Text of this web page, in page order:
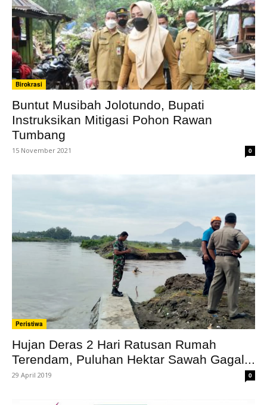
Birokrasi
Buntut Musibah Jolotundo, Bupati
Instruksikan Mitigasi Pohon Rawan
Tumbang
15 November 2021 0
Peristiwa
Hujan Deras 2 Hari Ratusan Rumah
Terendam, Puluhan Hektar Sawah Gagal...
29 April 2019 0